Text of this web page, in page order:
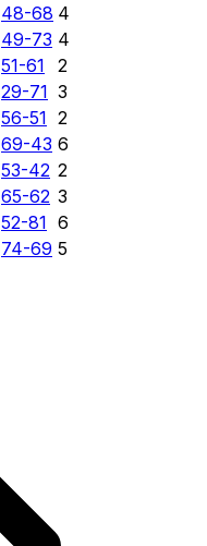
48-68 4
49-73 4
51-61
2
29-71 3
56-51 2
69-43 6
53-42 2
65-62 3
52-81 6
74-69 5